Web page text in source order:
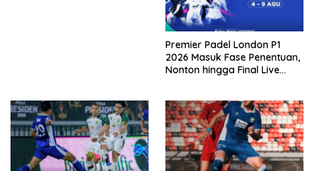
Premier Padel London P1
2026 Masuk Fase Penentuan,
Nonton hingga Final Live